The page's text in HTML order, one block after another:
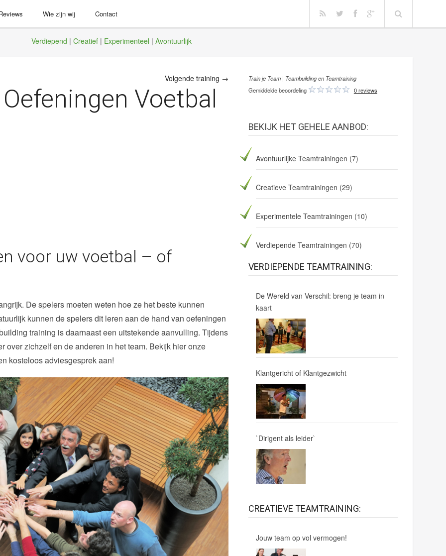
Wie zijn wij Contact
Verdiepend | Creatief | Experimenteel | Avontuurlijk
Train je Team | Teambuilding en Teamtraining
Gemiddelde beoordeling
0 reviews
BEKIJK HET GEHELE AANBOD:
Avontuurlijke Teamtrainingen (7)
Creatieve Teamtrainingen (29)
Experimentele Teamtrainingen (10)
Verdiepende Teamtrainingen (70)
VERDIEPENDE TEAMTRAINING:
De Wereld van Verschil: breng je team in
kaart
Klantgericht of Klantgezwicht
`Dirigent als leider`
CREATIEVE TEAMTRAINING:
Jouw team op vol vermogen!
Volgende training →
Voetbal
voor uw voetbal – of
De spelers moeten weten hoe ze het beste kunnen
kunnen de spelers dit leren aan de hand van oefeningen
training is daarnaast een uitstekende aanvulling. Tijdens
over zichzelf en de anderen in het team. Bekijk hier onze
kosteloos adviesgesprek aan!